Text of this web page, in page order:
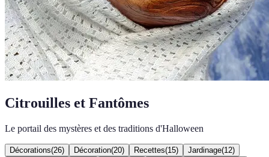
Citrouilles et Fantômes
Le portail des mystères et des traditions d'Halloween
Décorations(26) Décoration(20) Recettes(15) Jardinage(12)